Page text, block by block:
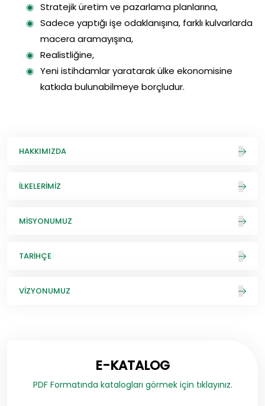
Stratejik üretim ve pazarlama planlarına,
Sadece yaptığı işe odaklanışına, farklı kulvarlarda
macera aramayışına,
Realistliğine,
Yeni istihdamlar yaratarak ülke ekonomisine
katkıda bulunabilmeye borçludur.
HAKKIMIZDA
İLKELERIMIZ
MISYONUMUZ
TARIHÇE
VIZYONUMUZ
E-KATALOG
PDF Formatında katalogları görmek için tıklayınız.